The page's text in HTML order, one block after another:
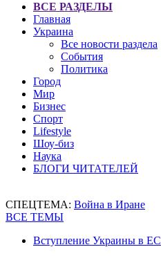
ВСЕ РАЗДЕЛЫ
Главная
Украина
Все новости раздела
События
Политика
Город
Мир
Бизнес
Спорт
Lifestyle
Шоу-биз
Наука
БЛОГИ ЧИТАТЕЛЕЙ
СПЕЦТЕМА: Война в Иране
ВСЕ ТЕМЫ
Вступление Украины в ЕС